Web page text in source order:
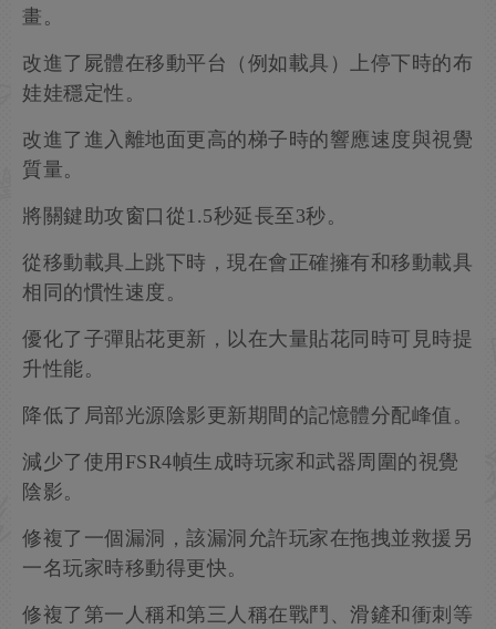
畫。
改進了屍體在移動平台（例如載具）上停下時的布
娃娃穩定性。
改進了進入離地面更高的梯子時的響應速度與視覺
質量。
將關鍵助攻窗口從1.5秒延長至3秒。
從移動載具上跳下時，現在會正確擁有和移動載具
相同的慣性速度。
優化了子彈貼花更新，以在大量貼花同時可見時提
升性能。
降低了局部光源陰影更新期間的記憶體分配峰值。
減少了使用FSR4幀生成時玩家和武器周圍的視覺
陰影。
修複了一個漏洞，該漏洞允許玩家在拖拽並救援另
一名玩家時移動得更快。
修複了第一人稱和第三人稱在戰鬥、滑鏟和衝刺等